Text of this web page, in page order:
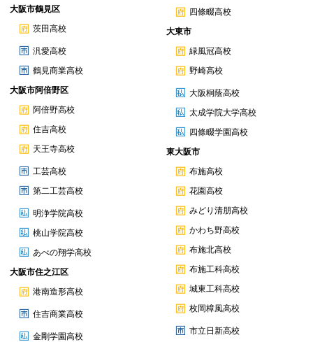
大阪市鶴見区
茨田高校
汎愛高校
鶴見商業高校
大阪市阿倍野区
阿倍野高校
住吉高校
天王寺高校
工芸高校
第二工芸高校
明浄学院高校
桃山学院高校
あべの翔学高校
大阪市住之江区
港南造形高校
住吉商業高校
金剛学園高校
四條畷高校
大東市
緑風冠高校
野崎高校
大阪桐蔭高校
太成学院大学高校
四條畷学園高校
東大阪市
布施高校
花園高校
みどり清朋高校
かわち野高校
布施北高校
布施工科高校
城東工科高校
枚岡樟風高校
市立日新高校